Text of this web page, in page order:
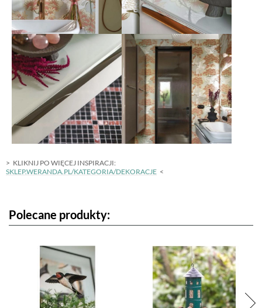
KLIKNIJ PO WIĘCEJ INSPIRACJI:
SKLEP.WERANDA.PL/KATEGORIA/DEKORACJE
Polecane produkty: